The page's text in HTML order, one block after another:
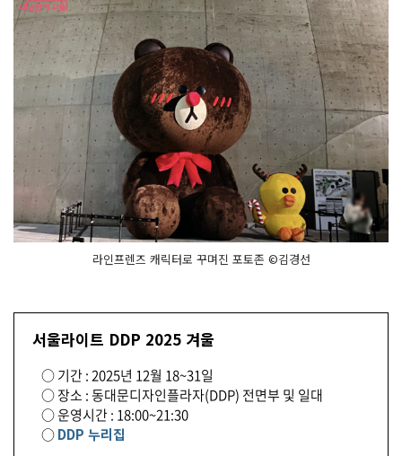
라인프렌즈 캐릭터로 꾸며진 포토존 ©김경선
서울라이트 DDP 2025 겨울
○ 기간 : 2025년 12월 18~31일
○ 장소 : 동대문디자인플라자(DDP) 전면부 및 일대
○ 운영시간 : 18:00~21:30
○DDP 누리집